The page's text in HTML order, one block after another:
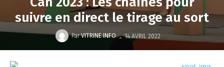
suivre en direct le tirage au sort
Par VITRINE INFO - 14 AVRIL 2022